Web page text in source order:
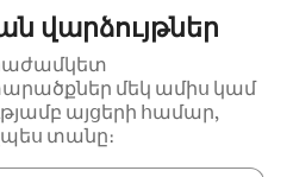
վարձույթներ
մեկ ամիս կամ
այցերի համար,
տանը։